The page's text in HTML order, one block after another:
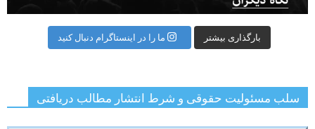
بارگذاری بیشتر ما را در اینستاگرام دنبال کنید
سلب مسئولیت حقوقی و شرط انتشار مطالب دریافتی